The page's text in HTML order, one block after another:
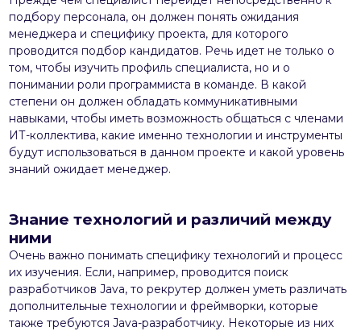
подбору персонала, он должен понять ожидания
менеджера и специфику проекта, для которого
проводится подбор кандидатов. Речь идет не только о
том, чтобы изучить профиль специалиста, но и о
понимании роли программиста в команде. В какой
степени он должен обладать коммуникативными
навыками, чтобы иметь возможность общаться с членами
ИТ-коллектива, какие именно технологии и инструменты
будут использоваться в данном проекте и какой уровень
знаний ожидает менеджер.
Знание технологий и различий между
ними
Очень важно понимать специфику технологий и процесс
их изучения. Если, например, проводится поиск
разработчиков Java, то рекрутер должен уметь различать
дополнительные технологии и фреймворки, которые
также требуются Java-разработчику. Некоторые из них